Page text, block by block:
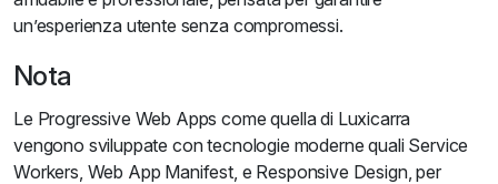
un’esperienza utente senza compromessi.
Nota
Le Progressive Web Apps come quella di Luxicarra
vengono sviluppate con tecnologie moderne quali Service
Workers, Web App Manifest, e Responsive Design, per